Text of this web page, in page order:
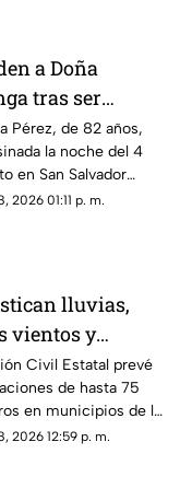
a Doña
tras ser
por 90 pesos
Pérez, de 82 años,
la noche del 4
en San Salvador
Amozoc, Puebla,
2026 01:11 p. m.
lluvias,
vientos y
de hasta
Chihuahua
Civil Estatal prevé
de hasta 75
en municipios de la
además de
2026 12:59 p. m.